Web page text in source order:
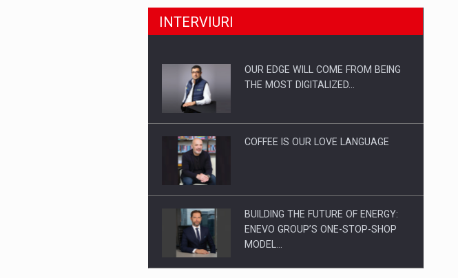
Ce nu stiu Directorii de HR despre
Cum invatam sa spunem nu intr-o
INTERVIURI
OUR EDGE WILL COME FROM BEING
THE MOST DIGITALIZED…
COFFEE IS OUR LOVE LANGUAGE
BUILDING THE FUTURE OF ENERGY:
ENEVO GROUP’S ONE-STOP-SHOP
MODEL…